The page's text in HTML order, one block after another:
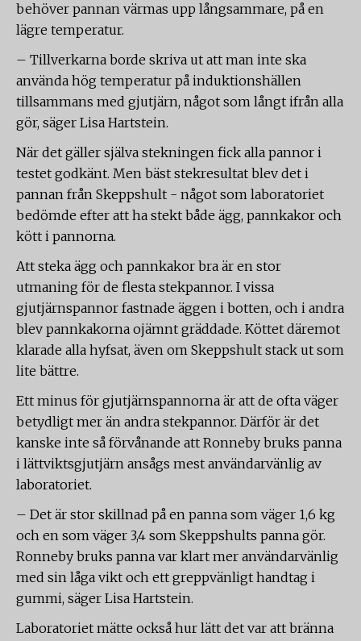
behöver pannan värmas upp långsammare, på en
lägre temperatur.
– Tillverkarna borde skriva ut att man inte ska
använda hög temperatur på induktionshällen
tillsammans med gjutjärn, något som långt ifrån alla
gör, säger Lisa Hartstein.
När det gäller själva stekningen fick alla pannor i
testet godkänt. Men bäst stekresultat blev det i
pannan från Skeppshult - något som laboratoriet
bedömde efter att ha stekt både ägg, pannkakor och
kött i pannorna.
Att steka ägg och pannkakor bra är en stor
utmaning för de flesta stekpannor. I vissa
gjutjärnspannor fastnade äggen i botten, och i andra
blev pannkakorna ojämnt gräddade. Köttet däremot
klarade alla hyfsat, även om Skeppshult stack ut som
lite bättre.
Ett minus för gjutjärnspannorna är att de ofta väger
betydligt mer än andra stekpannor. Därför är det
kanske inte så förvånande att Ronneby bruks panna
i lättviktsgjutjärn ansågs mest användarvänlig av
laboratoriet.
– Det är stor skillnad på en panna som väger 1,6 kg
och en som väger 3,4 som Skeppshults panna gör.
Ronneby bruks panna var klart mer användarvänlig
med sin låga vikt och ett greppvänligt handtag i
gummi, säger Lisa Hartstein.
Laboratoriet mätte också hur lätt det var att bränna